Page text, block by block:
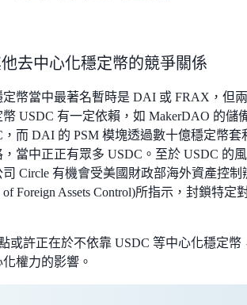
去中心化穩定幣的競爭關係
定幣當中最著名暫時是 DAI 或 FRAX，但
USDC 有一定依賴，如 MakerDAO 的儲
而 DAI 的 PSM 模塊透過數十億穩定幣套
當中正正有眾多 USDC。至於 USDC 的風
Circle 有機會受美國財政部海外資產控制
Foreign Assets Control)所指示，封鎖特定
或許正在於不依靠 USDC 等中心化穩定幣
權力的影響。